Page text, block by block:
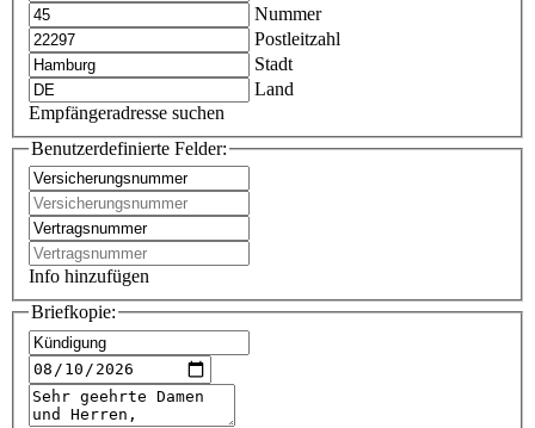
Nummer
Postleitzahl
Stadt
Land
Empfängeradresse suchen
Benutzerdefinierte Felder:
Info hinzufügen
Briefkopie: